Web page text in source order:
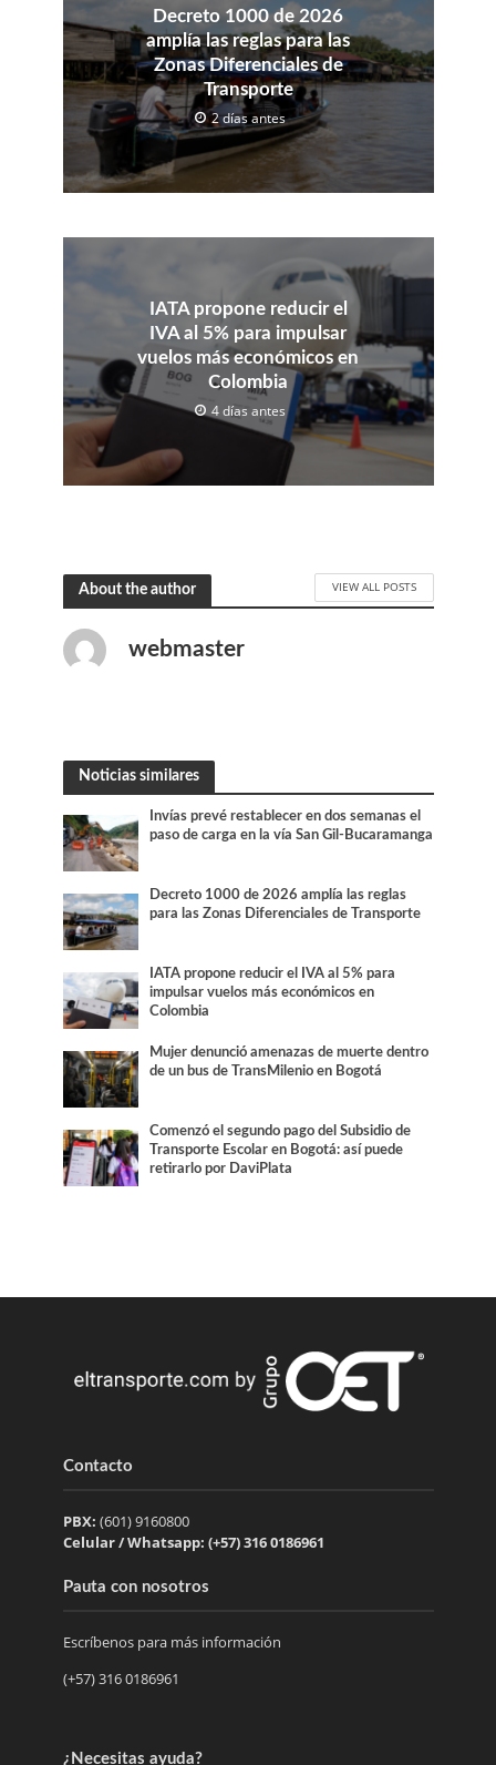
Decreto 1000 de 2026
amplía las reglas para las
Zonas Diferenciales de
Transporte
2 días antes
IATA propone reducir el
IVA al 5% para impulsar
vuelos más económicos en
Colombia
4 días antes
About the author VIEW ALL POSTS
webmaster
Noticias similares
Invías prevé restablecer en dos semanas el
paso de carga en la vía San Gil-Bucaramanga
Decreto 1000 de 2026 amplía las reglas
para las Zonas Diferenciales de Transporte
IATA propone reducir el IVA al 5% para
impulsar vuelos más económicos en
Colombia
Mujer denunció amenazas de muerte dentro
de un bus de TransMilenio en Bogotá
Comenzó el segundo pago del Subsidio de
Transporte Escolar en Bogotá: así puede
retirarlo por DaviPlata
Contacto
PBX: (601) 9160800
Celular / Whatsapp: (+57) 316 0186961
Pauta con nosotros
Escríbenos para más información
(+57) 316 0186961
¿Necesitas ayuda?